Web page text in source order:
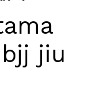
jiu